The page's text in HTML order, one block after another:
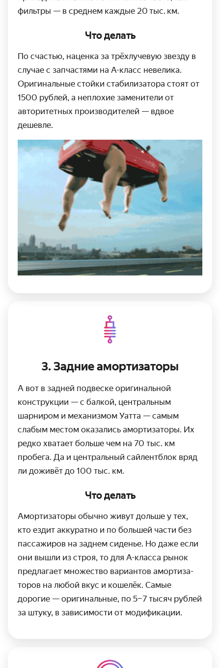
фильтры — в среднем каждые 20 тыс. км.
Что делать
По счастью, наценка за трёхлучевую звезду в
случае с запчастями на А-класс невелика.
Оригинальные стойки стабили­затора стоят от
1500 рублей, а неплохие заменители от
авторитетных производителей — вдвое
дешевле.
3. Задние амортизаторы
А вот в задней подвеске оригинальной
конструкции — с балкой, центральным
шарниром и механизмом Уатта — самым
слабым местом оказались амортизаторы. Их
редко хватает больше чем на 70 тыс. км
пробега. Да и центральный сайлентблок вряд
ли доживёт до 100 тыс. км.
Что делать
Амортизаторы обычно живут дольше у тех,
кто ездит аккуратно и по большей части без
пассажиров на заднем сиденье. Но даже если
они вышли из строя, то для А-класса рынок
предлагает множество вариантов амортиза­
торов на любой вкус и кошелёк. Самые
дорогие — оригинальные, по 5–7 тысяч рублей
за штуку, в зависимости от модификации.